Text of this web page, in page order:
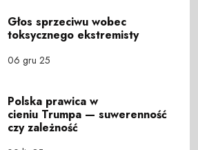
Głos sprzeciwu wobec
toksycznego ekstremisty
06 gru 25
Polska prawica w
cieniu Trumpa — suwerenność
czy zależność